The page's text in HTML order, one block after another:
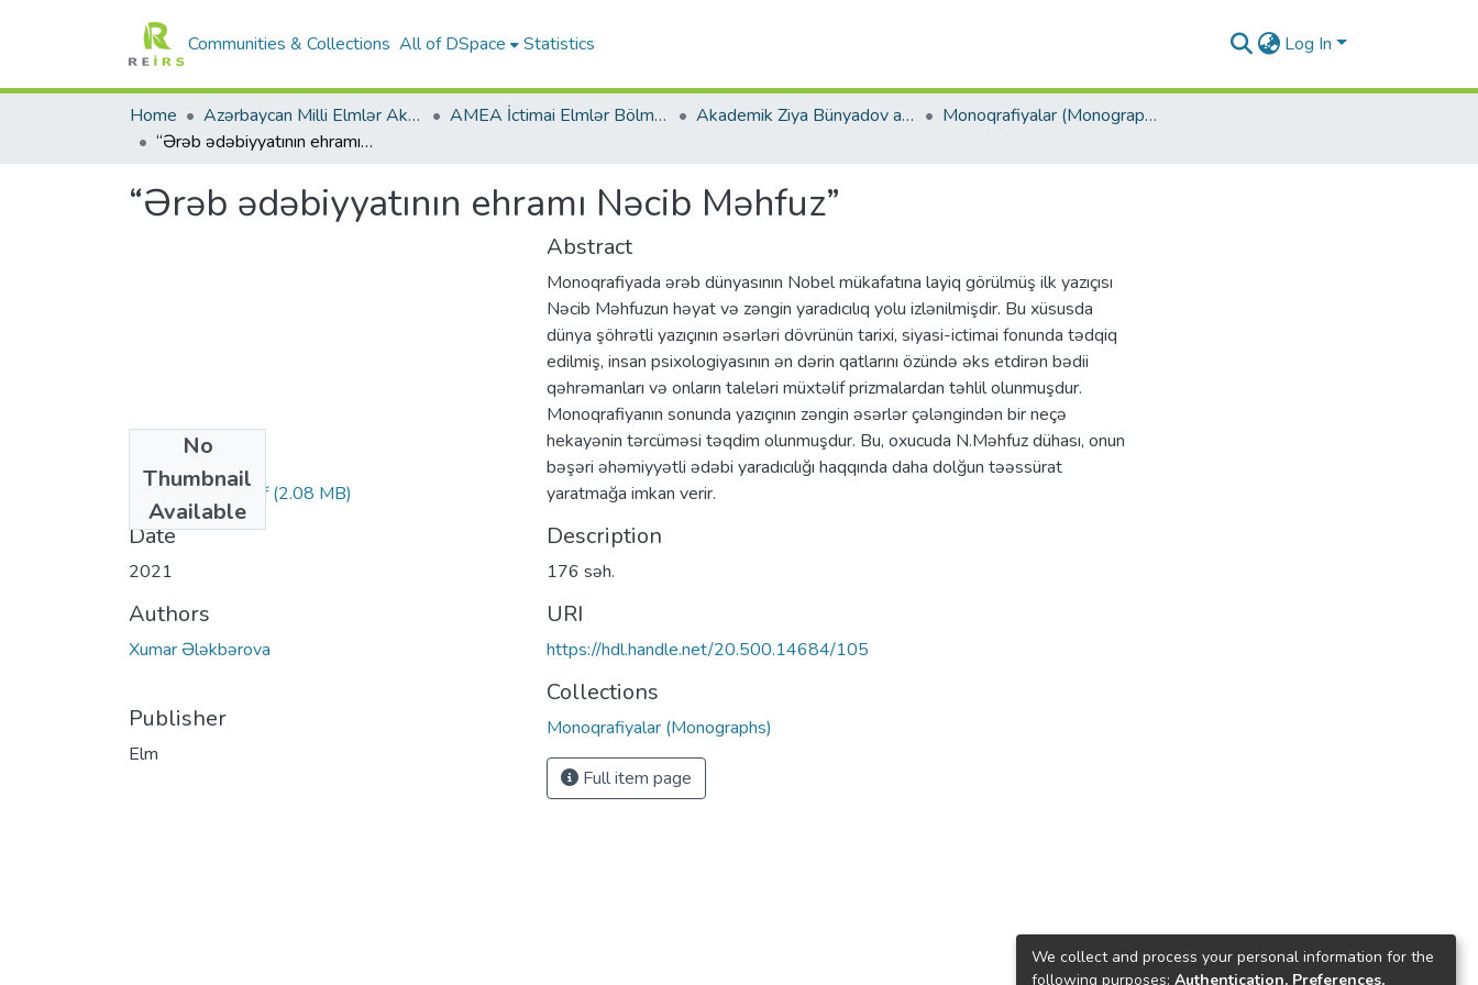
Communities & Collections All of DSpace Statistics Log In
Home Azərbaycan Milli Elmlər Akademiyası AMEA İctimai Elmlər Bölməsi Akademik Ziya Bünyadov adına Şərqşünaslıq İnstitutu
Monoqrafiyalar (Monographs)
“Ərəb ədəbiyyatının ehramı Nəcib Məhfuz”
“Ərəb ədəbiyyatının ehramı Nəcib Məhfuz”
No
Thumbnail
Available
Xumar-mehfuz.pdf(2.08 MB)
Date
2021
Authors
Xumar Ələkbərova
Publisher
Elm
Abstract
Monoqrafiyada ərəb dünyasının Nobel mükafatına layiq görülmüş ilk yazıçısı
Nəcib Məhfuzun həyat və zəngin yaradıcılıq yolu izlənilmişdir. Bu xüsusda
dünya şöhrətli yazıçının əsərləri dövrünün tarixi, siyasi-ictimai fonunda tədqiq
edilmiş, insan psixologiyasının ən dərin qatlarını özündə əks etdirən bədii
qəhrəmanları və onların taleləri müxtəlif prizmalardan təhlil olunmuşdur.
Monoqrafiyanın sonunda yazıçının zəngin əsərlər çələngindən bir neçə
hekayənin tərcüməsi təqdim olunmuşdur. Bu, oxucuda N.Məhfuz dühası, onun
bəşəri əhəmiyyətli ədəbi yaradıcılığı haqqında daha dolğun təəssürat
yaratmağa imkan verir.
Description
176 səh.
URI
https://hdl.handle.net/20.500.14684/105
Collections
Monoqrafiyalar (Monographs)
Full item page
We collect and process your personal information for the
following purposes: Authentication, Preferences,